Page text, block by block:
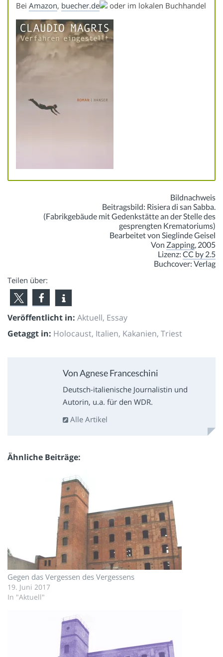
Bei Amazon, buecher.de oder im lokalen Buchhandel
Bildnachweis
Beitragsbild: Risiera di san Sabba.
(Fabrikgebäude mit Gedenkstätte an der Stelle des
gesprengten Krematoriums)
Bearbeitet von Sieglinde Geisel
Von Zapping , 2005
Lizenz: CC by 2.5
Buchcover: Verlag
Teilen über:
Veröffentlicht in: Aktuell, Essay
Getaggt in: Holocaust, Italien, Kakanien, Triest
Von Agnese Franceschini
Deutsch-italienische Journalistin und
Autorin, u.a. für den WDR.
Alle Artikel
Ähnliche Beiträge
Gegen das Vergessen des Vergessens
19. Juni 2017
In "Aktuell"